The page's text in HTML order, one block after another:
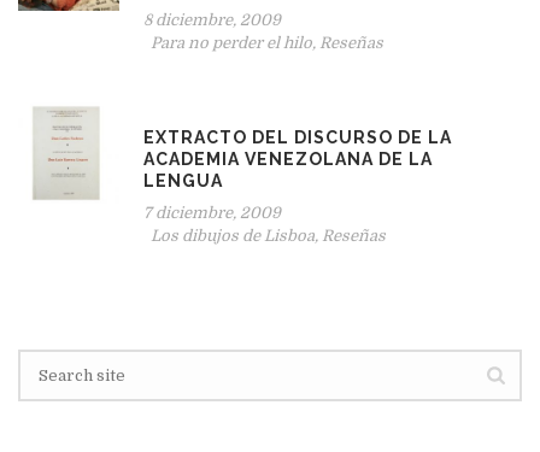
8 diciembre, 2009
Para no perder el hilo, Reseñas
EXTRACTO DEL DISCURSO DE LA
ACADEMIA VENEZOLANA DE LA
LENGUA
7 diciembre, 2009
Los dibujos de Lisboa, Reseñas